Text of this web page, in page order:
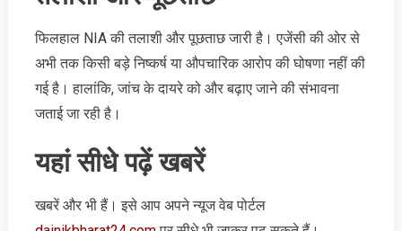
फिलहाल NIA की तलाशी और पूछताछ जारी है। एजेंसी की ओर से
अभी तक किसी बड़े निष्कर्ष या औपचारिक आरोप की घोषणा नहीं की
गई है। हालांकि, जांच के दायरे को और बढ़ाए जाने की संभावना
जताई जा रही है।
​यहां सीधे पढ़ें खबरें
खबरें और भी हैं। इसे आप अपने न्‍यूज वेब पोर्टल